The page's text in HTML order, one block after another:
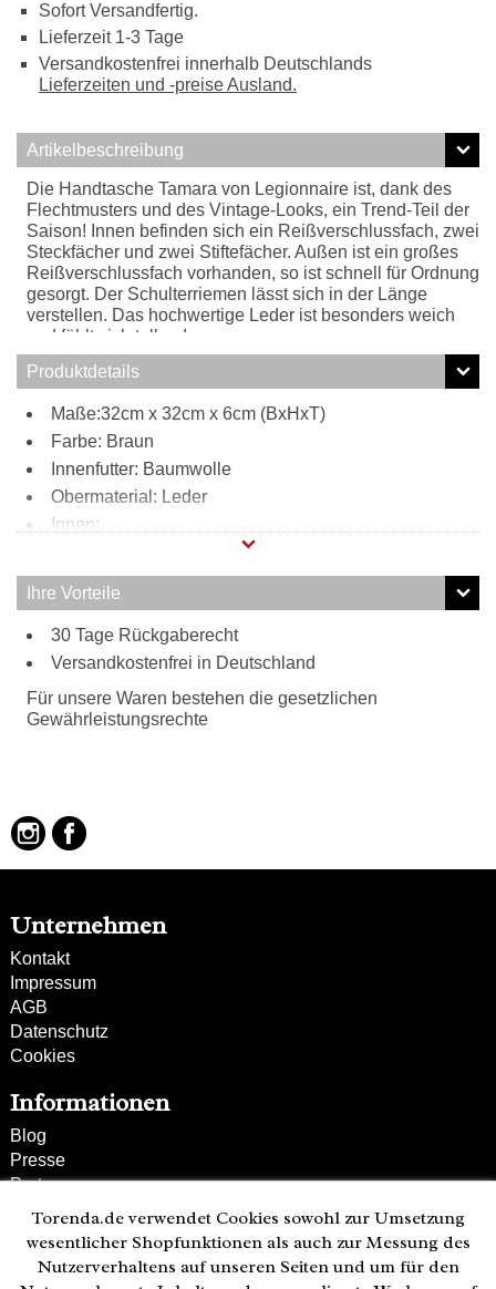
Sofort Versandfertig.
Lieferzeit 1-3 Tage
Versandkostenfrei innerhalb Deutschlands
Lieferzeiten und -preise Ausland.
Artikelbeschreibung
Die Handtasche Tamara von Legionnaire ist, dank des
Flechtmusters und des Vintage-Looks, ein Trend-Teil der
Saison! Innen befinden sich ein Reißverschlussfach, zwei
Steckfächer und zwei Stiftefächer. Außen ist ein großes
Reißverschlussfach vorhanden, so ist schnell für Ordnung
gesorgt. Der Schulterriemen lässt sich in der Länge
verstellen. Das hochwertige Leder ist besonders weich
und fühlt sich toll an!
Produktdetails
Maße:32cm x 32cm x 6cm (BxHxT)
Farbe: Braun
Innenfutter: Baumwolle
Obermaterial: Leder
Innen:
Reißverschlussfach
2 Steckfächer
2 Stiftefächer
Außen:
großes Reißverschlussfach
Tragweise:
Schulterriemen
Ihre Vorteile
30 Tage Rückgaberecht
Versandkostenfrei in Deutschland
Für unsere Waren bestehen die gesetzlichen
Gewährleistungsrechte
Unternehmen
Kontakt
Impressum
AGB
Datenschutz
Cookies
Informationen
Blog
Presse
Partner
Versand und Zahlung
Bestellung wiederrufen
Kunden-Hotline
Torenda.de verwendet Cookies sowohl zur Umsetzung
wesentlicher Shopfunktionen als auch zur Messung des
Nutzerverhaltens auf unseren Seiten und um für den